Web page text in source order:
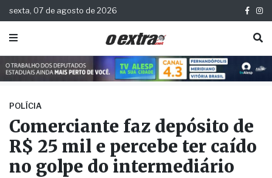
sexta, 07 de agosto de 2026
POLÍCIA
Comerciante faz depósito de
R$ 25 mil e percebe ter caído
no golpe do intermediário